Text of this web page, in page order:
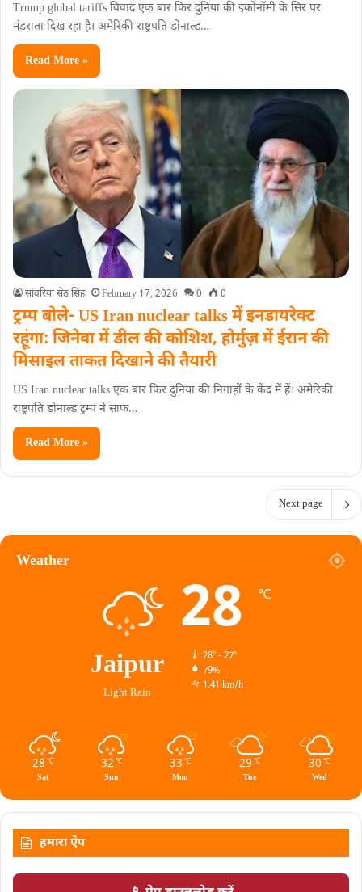
Trump global tariffs विवाद एक बार फिर दुनिया की इकोनॉमी के सिर पर
मंडराता दिख रहा है। अमेरिकी राष्ट्रपति डोनाल्ड…
Read More »
सांवरिया सेठ सिंह February 17, 2026 0 0
ट्रम्प बोले- US Iran nuclear talks में इनडायरेक्ट
रहूंगा: जिनेवा में डील की कोशिश, होर्मुज़ में ईरान की
मिसाइल ताकत दिखाने की तैयारी
US Iran nuclear talks एक बार फिर दुनिया की निगाहों के केंद्र में हैं। अमेरिकी
राष्ट्रपति डोनाल्ड ट्रम्प ने साफ…
Read More »
Next page
Weather
Jaipur
Light Rain
28 ℃
28º - 27º
79%
1.41 km/h
28 ℃
Sat
32 ℃
Sun
33 ℃
Mon
29 ℃
Tue
30 ℃
Wed
हमारा ऐप